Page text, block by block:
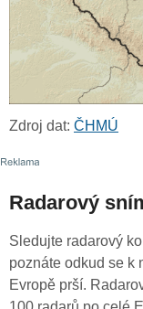
Zdroj dat: ČHMÚ
Radarový
Sledujte radarový
poznáte odkud se k
Evropě prší.